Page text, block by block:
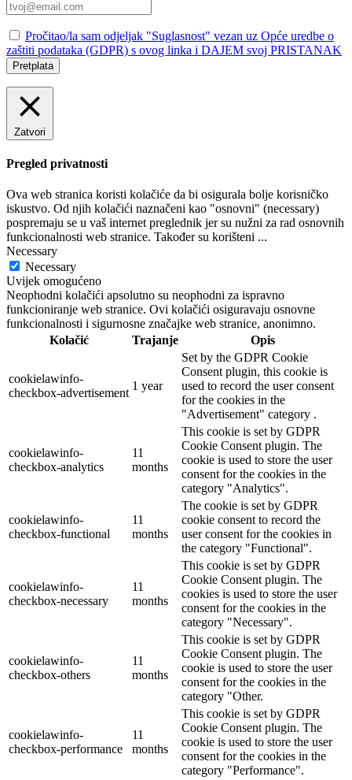
Pročitao/la sam odjeljak "Suglasnost" vezan uz Opće uredbe o
zaštiti podataka (GDPR) s ovog linka i DAJEM svoj PRISTANAK
Pretplata
Zatvori
Pregled privatnosti
Ova web stranica koristi kolačiće da bi osigurala bolje korisničko
iskustvo. Od njih kolačići naznačeni kao "osnovni" (necessary)
pospremaju se u vaš internet preglednik jer su nužni za rad osnovnih
funkcionalnosti web stranice. Također su korišteni ...
Necessary
Necessary
Uvijek omogućeno
Neophodni kolačići apsolutno su neophodni za ispravno
funkcioniranje web stranice. Ovi kolačići osiguravaju osnovne
funkcionalnosti i sigurnosne značajke web stranice, anonimno.
Kolačić
Trajanje Opis
cookielawinfo-
checkbox-advertisement
1 year
Set by the GDPR Cookie
Consent plugin, this cookie is
used to record the user consent
for the cookies in the
"Advertisement" category .
cookielawinfo-
checkbox-analytics
11
months
This cookie is set by GDPR
Cookie Consent plugin. The
cookie is used to store the user
consent for the cookies in the
category "Analytics".
cookielawinfo-
checkbox-functional
11
months
The cookie is set by GDPR
cookie consent to record the
user consent for the cookies in
the category "Functional".
cookielawinfo-
checkbox-necessary
11
months
This cookie is set by GDPR
Cookie Consent plugin. The
cookies is used to store the user
consent for the cookies in the
category "Necessary".
cookielawinfo-
checkbox-others
11
months
This cookie is set by GDPR
Cookie Consent plugin. The
cookie is used to store the user
consent for the cookies in the
category "Other.
cookielawinfo-
checkbox-performance
11
months
This cookie is set by GDPR
Cookie Consent plugin. The
cookie is used to store the user
consent for the cookies in the
category "Performance".